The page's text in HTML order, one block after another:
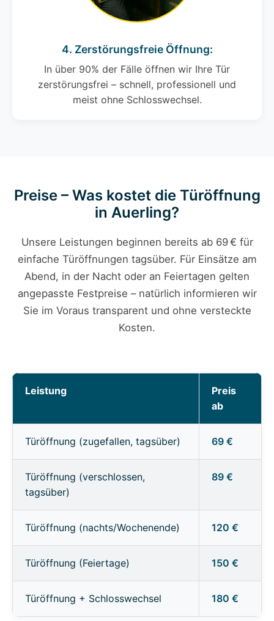
4. Zerstörungsfreie Öffnung:
In über 90% der Fälle öffnen wir Ihre Tür
zerstörungsfrei – schnell, professionell und
meist ohne Schlosswechsel.
Preise – Was kostet die Türöffnung
in Auerling?
Unsere Leistungen beginnen bereits ab 69 € für
einfache Türöffnungen tagsüber. Für Einsätze am
Abend, in der Nacht oder an Feiertagen gelten
angepasste Festpreise – natürlich informieren wir
Sie im Voraus transparent und ohne versteckte
Kosten.
Leistung
Preis
ab
Türöffnung (zugefallen, tagsüber) 69 €
Türöffnung (verschlossen,
tagsüber)
89 €
Türöffnung (nachts/Wochenende) 120 €
Türöffnung (Feiertage) 150 €
Türöffnung + Schlosswechsel 180 €